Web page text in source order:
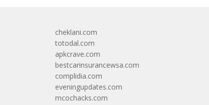
cheklani.com
totodal.com
apkcrave.com
bestcarinsurancewsa.com
complidia.com
eveningupdates.com
mcochacks.com